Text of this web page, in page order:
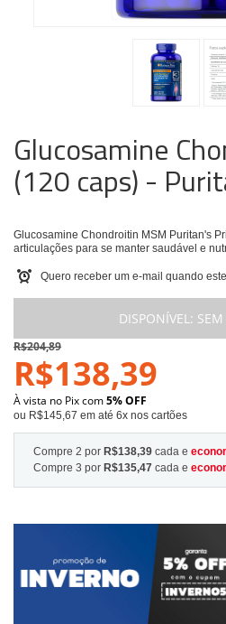
Glucosamine
(120 caps) -
Glucosamine Chondroitin MSM Puritan's
articulações para se manter saudável e
Quero receber um e-mail quando
DISPONÍVEL:
R$204,89
R$138,39
À vista no Pix com5% OFF
ou R$145,67 em até 6x nos cartões
Compre 2 por R$138,39 cada e
Compre 3 por R$135,47 cada e